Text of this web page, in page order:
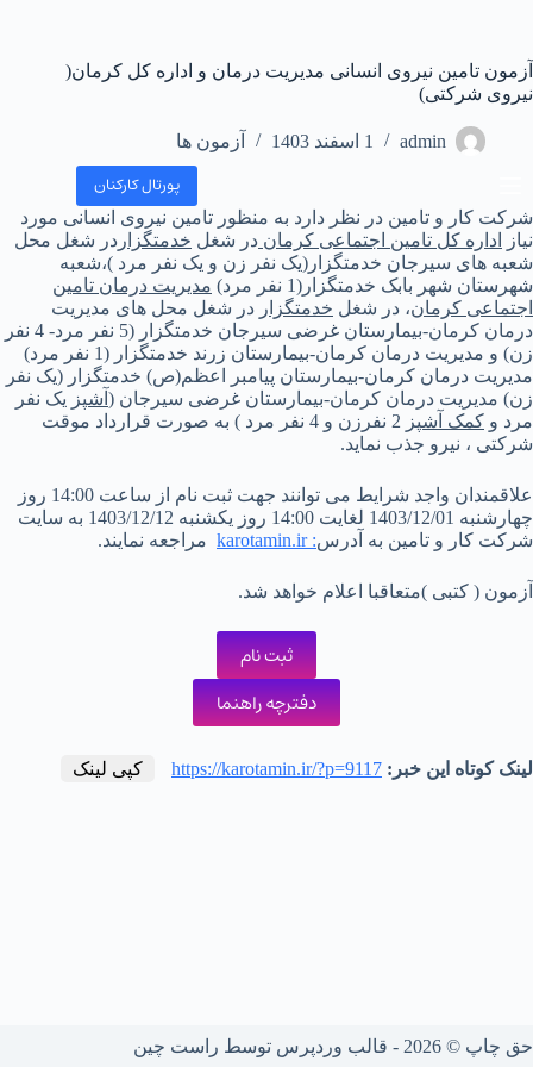
پورتال کارکنان
آزمون تامین نیروی انسانی مدیریت درمان و اداره کل کرمان(
نیروی شرکتی)
admin 1 اسفند 1403 آزمون ها
شرکت کار و تامین در نظر دارد به منظور تامین نیروی انسانی مورد
نیاز
اداره کل تامین اجتماعی کرمان در شغل خدمتگزار در شغل محل
شعبه های سیرجان خدمتگزار(یک نفر زن و یک نفر مرد )،شعبه
شهرستان شهر بابک خدمتگزار(1 نفر مرد)
مدیریت درمان تامین
اجتماعی کرمان، در شغل خدمتگزار در شغل محل های مدیریت
درمان کرمان-بیمارستان غرضی سیرجان خدمتگزار (5 نفر مرد- 4 نفر
زن) و مدیریت درمان کرمان-بیمارستان زرند خدمتگزار (1 نفر مرد)
مدیریت درمان کرمان-بیمارستان پیامبر اعظم(ص) خدمتگزار (یک نفر
زن) مدیریت درمان کرمان-بیمارستان غرضی سیرجان ( آشپز یک نفر
مرد و کمک آشپز
2 نفرزن و 4 نفر مرد ) به صورت قرارداد موقت
شرکتی ، نیرو جذب نماید.
علاقمندان واجد شرایط می توانند جهت ثبت نام از ساعت 14:00 روز
چهارشنبه 1403/12/01 لغایت 14:00 روز یکشنبه 1403/12/12 به سایت
شرکت کار و تامین به آدرس:
karotamin.ir مراجعه نمایند.
آزمون ( کتبی )متعاقبا اعلام خواهد شد.
ثبت نام
دفترچه راهنما
لینک کوتاه این خبر: https://karotamin.ir/?p=9117 کپی لینک
حق چاپ © 2026 - قالب وردپرس توسط راست چین